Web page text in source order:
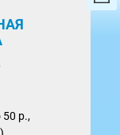
50 р.,